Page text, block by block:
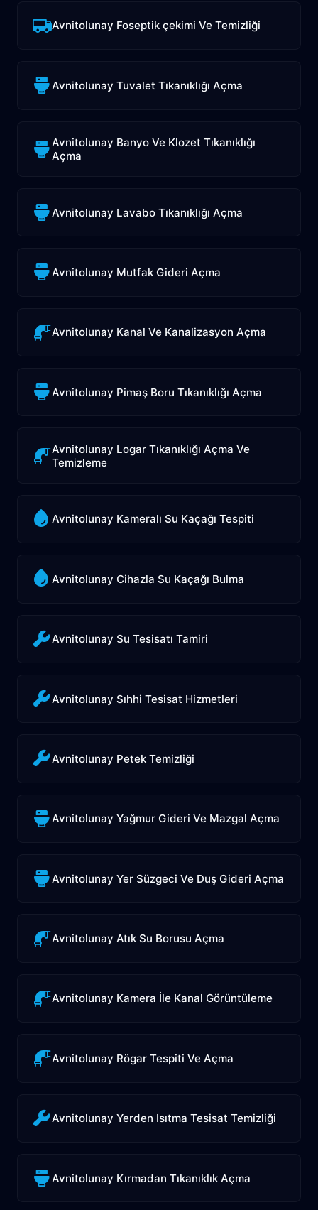
Avnitolunay Foseptik çekimi Ve Temizliği
Avnitolunay Tuvalet Tıkanıklığı Açma
Avnitolunay Banyo Ve Klozet Tıkanıklığı
Açma
Avnitolunay Lavabo Tıkanıklığı Açma
Avnitolunay Mutfak Gideri Açma
Avnitolunay Kanal Ve Kanalizasyon Açma
Avnitolunay Pimaş Boru Tıkanıklığı Açma
Avnitolunay Logar Tıkanıklığı Açma Ve
Temizleme
Avnitolunay Kameralı Su Kaçağı Tespiti
Avnitolunay Cihazla Su Kaçağı Bulma
Avnitolunay Su Tesisatı Tamiri
Avnitolunay Sıhhi Tesisat Hizmetleri
Avnitolunay Petek Temizliği
Avnitolunay Yağmur Gideri Ve Mazgal Açma
Avnitolunay Yer Süzgeci Ve Duş Gideri Açma
Avnitolunay Atık Su Borusu Açma
Avnitolunay Kamera İle Kanal Görüntüleme
Avnitolunay Rögar Tespiti Ve Açma
Avnitolunay Yerden Isıtma Tesisat Temizliği
Avnitolunay Kırmadan Tıkanıklık Açma